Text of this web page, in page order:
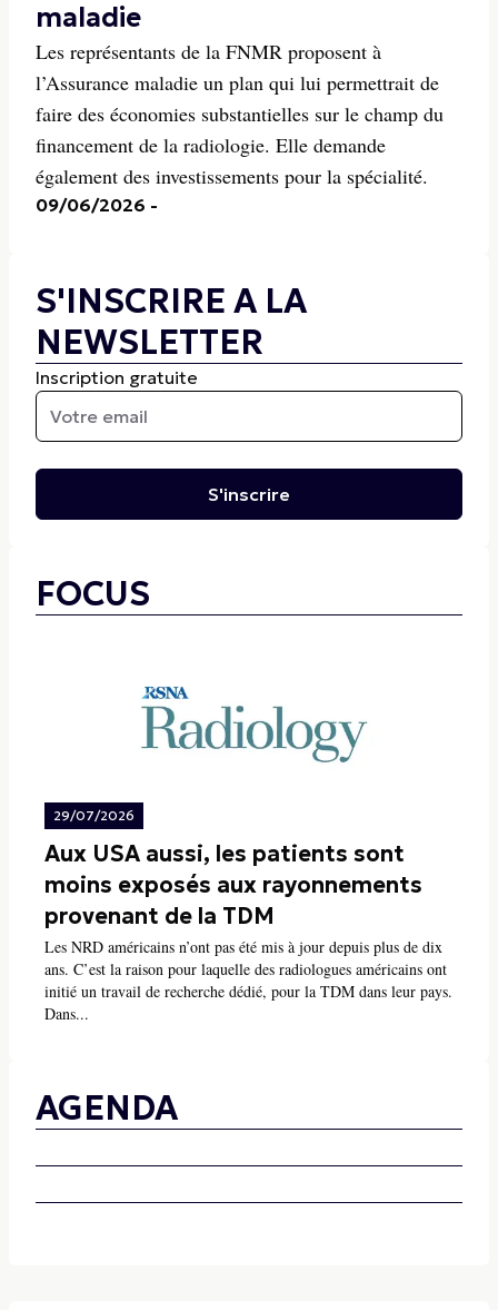
maladie
Les représentants de la FNMR proposent à
l’Assurance maladie un plan qui lui permettrait de
faire des économies substantielles sur le champ du
financement de la radiologie. Elle demande
également des investissements pour la spécialité.
09/06/2026 -
S'INSCRIRE A LA
NEWSLETTER
Inscription gratuite
S'inscrire
FOCUS
29/07/2026
Aux USA aussi, les patients sont
moins exposés aux rayonnements
provenant de la TDM
Les NRD américains n’ont pas été mis à jour depuis plus de dix
ans. C’est la raison pour laquelle des radiologues américains ont
initié un travail de recherche dédié, pour la TDM dans leur pays.
Dans...
AGENDA